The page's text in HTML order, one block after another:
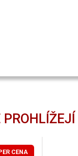
CENA